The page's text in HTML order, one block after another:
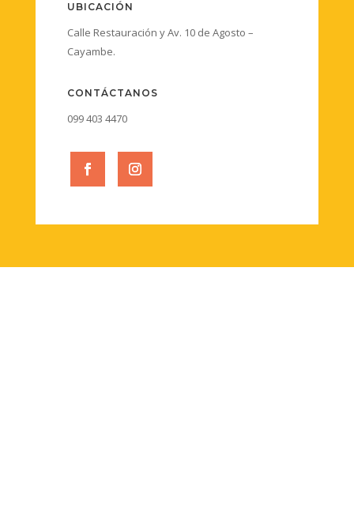
UBICACIÓN
Calle Restauración y Av. 10 de Agosto –
Cayambe.
CONTÁCTANOS
099 403 4470